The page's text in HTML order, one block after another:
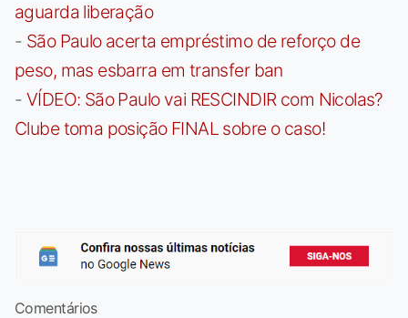
aguarda liberação
- São Paulo acerta empréstimo de reforço de
peso, mas esbarra em transfer ban
- VÍDEO: São Paulo vai RESCINDIR com Nicolas?
Clube toma posição FINAL sobre o caso!
Comentários